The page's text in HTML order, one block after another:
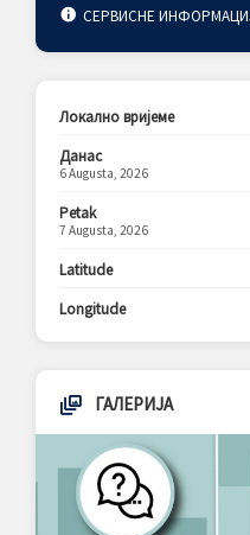
СЕРВИСНЕ
Локално вријеме
Данас
6 Augusta, 2026
Petak
7 Augusta, 2026
Latitude
Longitude
ГАЛЕРИЈА